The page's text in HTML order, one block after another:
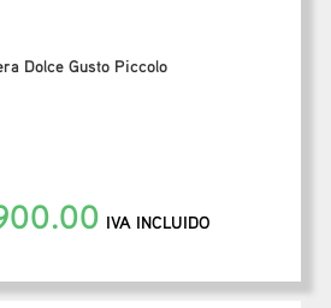
Dolce Gusto Piccolo
IVA INCLUIDO